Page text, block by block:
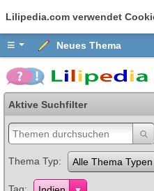
Lilipedia.com verwendet
≡ Neues Thema
Aktive Suchfilter
Thema Typ Alle Thema Typen
Tag